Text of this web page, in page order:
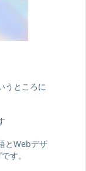
うところに
とWebデザ
す。